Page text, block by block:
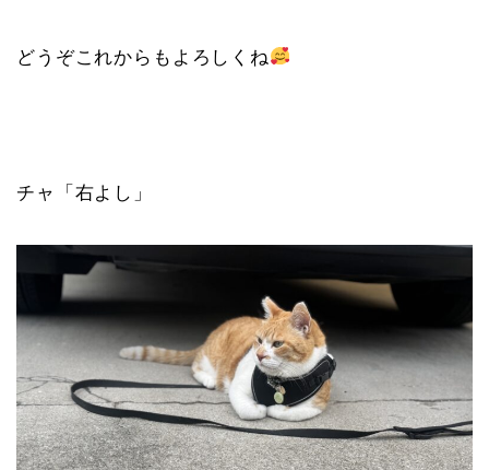
どうぞこれからもよろしくね
チャ「右よし」